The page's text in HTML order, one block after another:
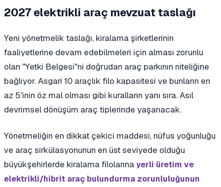
2027 elektrikli araç mevzuat taslağı
Yeni yönetmelik taslağı, kiralama şirketlerinin
faaliyetlerine devam edebilmeleri için alması zorunlu
olan "Yetki Belgesi"ni doğrudan araç parkının niteliğine
bağlıyor. Asgari 10 araçlık filo kapasitesi ve bunların en
az 5'inin öz mal olması gibi kuralların yanı sıra. Asıl
devrimsel dönüşüm araç tiplerinde yaşanacak.
Yönetmeliğin en dikkat çekici maddesi, nüfus yoğunluğu
ve araç sirkülasyonunun en üst seviyede olduğu
büyükşehirlerde kiralama filolarınayerli üretim ve
elektrikli/hibrit araç bulundurma zorunluluğunun